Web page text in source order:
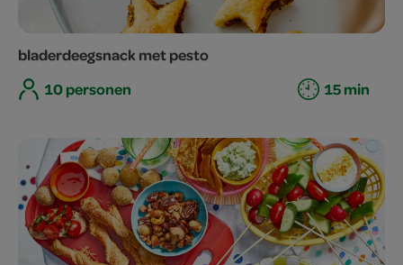
bladerdeegsnack met pesto
10 personen
15 min